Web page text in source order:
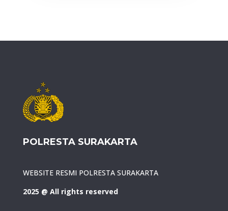
POLRESTA SURAKARTA
WEBSITE RESMI POLRESTA SURAKARTA
2025 @ All rights reserved